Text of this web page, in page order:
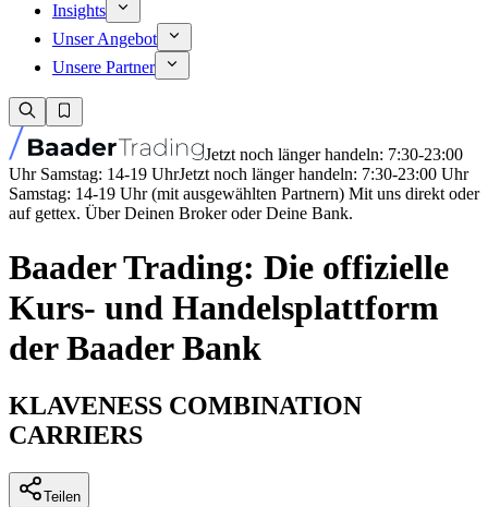
Insights
Unser Angebot
Unsere Partner
Jetzt noch länger handeln: 7:30-23:00
Uhr Samstag: 14-19 UhrJetzt noch länger handeln: 7:30-23:00 Uhr
Samstag: 14-19 Uhr (mit ausgewählten Partnern) Mit uns direkt oder
auf gettex. Über Deinen Broker oder Deine Bank.
Baader Trading: Die offizielle
Kurs- und Handelsplattform
der Baader Bank
KLAVENESS COMBINATION
CARRIERS
Teilen